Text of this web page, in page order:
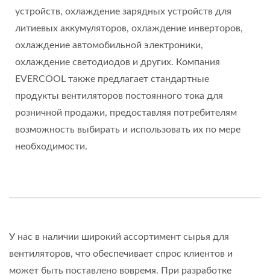
устройств, охлаждение зарядных устройств для
литиевых аккумуляторов, охлаждение инверторов,
охлаждение автомобильной электроники,
охлаждение светодиодов и других. Компания
EVERCOOL также предлагает стандартные
продукты вентиляторов постоянного тока для
розничной продажи, предоставляя потребителям
возможность выбирать и использовать их по мере
необходимости.
У нас в наличии широкий ассортимент сырья для
вентиляторов, что обеспечивает спрос клиентов и
может быть поставлено вовремя. При разработке